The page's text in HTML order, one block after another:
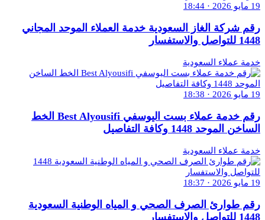
19 مايو 2026 · 18:44
رقم شركة الغاز السعودية خدمة العملاء الموحد المجاني
1448 للتواصل والاستفسار
خدمة عملاء السعودية
19 مايو 2026 · 18:38
رقم خدمة عملاء بست اليوسفي Best Alyousifi الخط
الساخن الموحد 1448 وكافة التفاصيل
خدمة عملاء السعودية
19 مايو 2026 · 18:37
رقم طوارئ الصرف الصحي و المياه الوطنية السعودية
1448 للتواصل والاستفسار